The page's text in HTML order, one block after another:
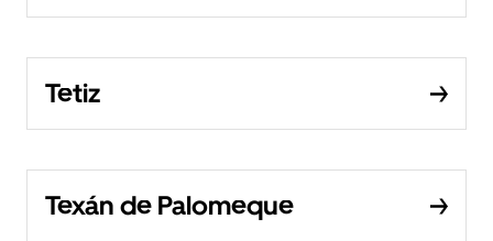
Tetiz
Texán de Palomeque